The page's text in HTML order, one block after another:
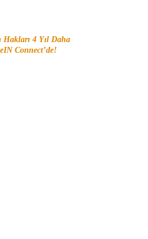
Hakları 4 Yıl Daha
Connect’de!